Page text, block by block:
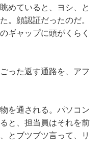
めていると、ヨシ、と
。顔認証だったのだ。
ギャップに頭がくらく
った返す通路を、アフ
を通される。パソコン
と、担当員はそれを前
とブツブツ言って、リ